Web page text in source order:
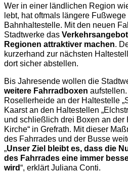
Wer in einer ländlichen Region
lebt, hat oftmals längere
Bahnhaltestelle. Mit den neuen
Stadtwerke das
Regionen attraktiver machen.
kurzerhand zur nächsten
dort sicher abstellen.
Bis Jahresende wollen die
weitere Fahrradboxen
Rosellerheide an der Haltestelle
Kaarst an den Haltestellen
und schließlich drei Boxen an der
Kirche“ in Grefrath. Mit dieser
des Fahrrades und der Busse
„Unser Ziel bleibt es, dass die
des Fahrrades eine immer
wird“, erklärt Juliana Conti.